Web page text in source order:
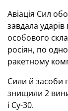
Авіація Сил
завдала
особового
росіян, по
ракетному
Сили й засоби
знищили 2
і Су-30.